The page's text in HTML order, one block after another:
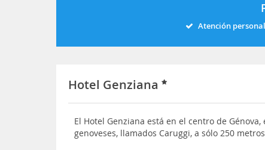
Atención
Hotel Genziana
El Hotel Genziana está en el centro de
genoveses, llamados Caruggi, a sólo 250